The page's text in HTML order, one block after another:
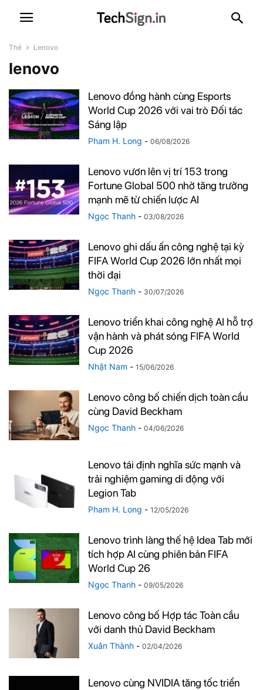
Thẻ Lenovo
lenovo
Lenovo đồng hành cùng Esports
World Cup 2026 với vai trò Đối tác
Sáng lập
Pham H. Long - 06/08/2026
Lenovo vươn lên vị trí 153 trong
Fortune Global 500 nhờ tăng trưởng
mạnh mẽ từ chiến lược AI
Ngọc Thanh - 03/08/2026
Lenovo ghi dấu ấn công nghệ tại kỳ
FIFA World Cup 2026 lớn nhất mọi
thời đại
Ngọc Thanh - 30/07/2026
Lenovo triển khai công nghệ AI hỗ trợ
vận hành và phát sóng FIFA World
Cup 2026
Nhật Nam - 15/06/2026
Lenovo công bố chiến dịch toàn cầu
cùng David Beckham
Ngọc Thanh - 04/06/2026
Lenovo tái định nghĩa sức mạnh và
trải nghiệm gaming di động với
Legion Tab
Pham H. Long - 12/05/2026
Lenovo trình làng thế hệ Idea Tab mới
tích hợp AI cùng phiên bản FIFA
World Cup 26
Ngọc Thanh - 09/05/2026
Lenovo công bố Hợp tác Toàn cầu
với danh thủ David Beckham
Xuân Thành - 02/04/2026
Lenovo cùng NVIDIA tăng tốc triển